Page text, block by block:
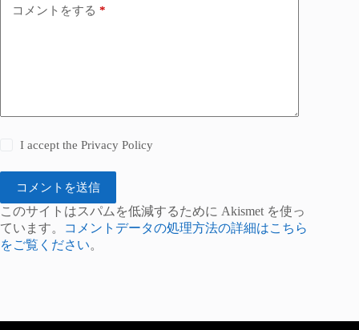
コメントをする *
I accept thePrivacy Policy
コメントを送信
このサイトはスパムを低減するために Akismet を使っ
ています。
コメントデータの処理方法の詳細はこちら
をご覧ください。